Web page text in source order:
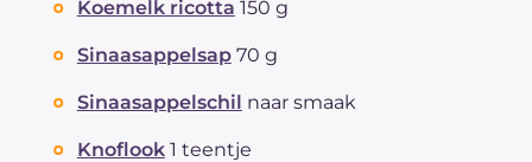
Koemelk ricotta 150 g
Sinaasappelsap 70 g
Sinaasappelschil naar smaak
Knoflook 1 teentje